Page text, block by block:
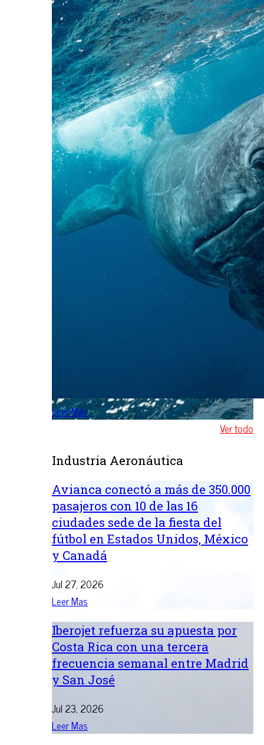
Leer Más
Ver todo
Industria Aeronáutica
Avianca conectó a más de 350.000
pasajeros con 10 de las 16
ciudades sede de la fiesta del
fútbol en Estados Unidos, México
y Canadá
Jul 27, 2026
Leer Mas
Iberojet refuerza su apuesta por
Costa Rica con una tercera
frecuencia semanal entre Madrid
y San José
Jul 23, 2026
Leer Mas